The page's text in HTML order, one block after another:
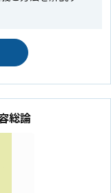
総論